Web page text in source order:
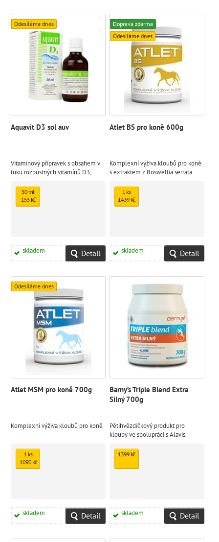
Odesíláme dnes
Aquavit D3 sol auv
Vitamínový přípravek s obsahem v
tuku rozpustných vitamínů D3,
formy.50 ml
155 Kč
skladem Detail
Doprava zdarma
Odesíláme dnes
Atlet BS pro koně 600g
Komplexní výživa kloubů pro koně
s extraktem z Boswellia serrata
1 ks
1439 Kč
skladem Detail
Odesíláme dnes
Atlet MSM pro koně 700g
Komplexní výživa kloubů pro koně
1 ks
1090 Kč
skladem Detail
Barny’s Triple Blend Extra
Silný 700g
Pětihvězdičkový produkt pro
klouby ve spolupráci s Alavis.
1399 Kč
skladem Detail